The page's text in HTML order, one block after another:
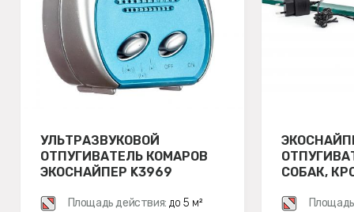
УЛЬТРАЗВУКОВОЙ
ОТПУГИВАТЕЛЬ КОМАРОВ
ЭКОСНАЙПЕР K3969
Площадь действия: до 5 м²
СОБАК,